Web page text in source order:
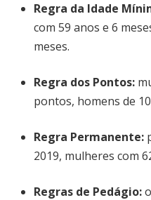
Regra da Idade
com 59 anos e 6
meses.
Regra dos Pontos:
pontos, homens de
Regra Permanente:
2019, mulheres com
Regras de Pedágio: